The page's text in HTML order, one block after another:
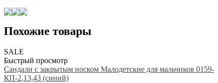
Похожие товары
SALE
Быстрый просмотр
Сандали с закрытым носком Малодетские для мальчиков 0159-
КП-2,13,43 (синий)